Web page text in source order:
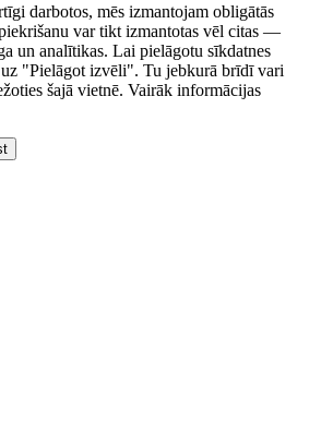
darbotos, mēs izmantojam obligātās
var tikt izmantotas vēl citas —
un analītikas. Lai pielāgotu sīkdatnes
"Pielāgot izvēli". Tu jebkurā brīdī vari
šajā vietnē. Vairāk informācijas